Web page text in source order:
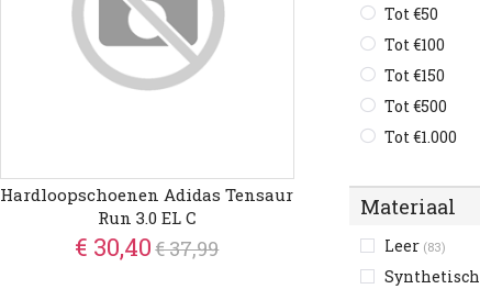
Tot €50
Tot €100
Tot €150
Tot €500
Tot €1.000
Materiaal
Leer (83)
Synthetisch
Hardloopschoenen Adidas Tensaur
Run 3.0 EL C
€ 30,40€ 37,99